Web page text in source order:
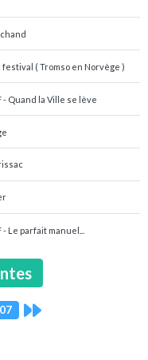
festival ( Tromso en Norvège )
- Quand la Ville se lève
Le parfait manuel...